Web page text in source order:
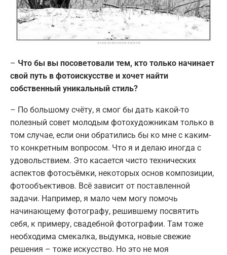
– Что бы вы посоветовали тем, кто только начинает
свой путь в фотоискусстве и хочет найти
собственный уникальный стиль?
– По большому счёту, я смог бы дать какой-то
полезный совет молодым фотохудожникам только в
том случае, если они обратились бы ко мне с каким-
то конкретным вопросом. Что я и делаю иногда с
удовольствием. Это касается чисто технических
аспектов фотосъёмки, некоторых основ композиции,
фотообъективов. Всё зависит от поставленной
задачи. Например, я мало чем могу помочь
начинающему фотографу, решившему посвятить
себя, к примеру, свадебной фотографии. Там тоже
необходима смекалка, выдумка, новые свежие
решения – тоже искусство. Но это не моя